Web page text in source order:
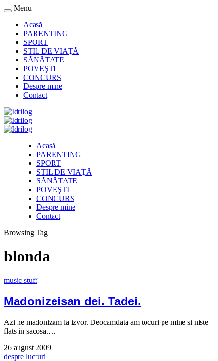
Menu
Acasă
PARENTING
SPORT
STIL DE VIAŢĂ
SĂNĂTATE
POVEŞTI
CONCURS
Despre mine
Contact
Acasă
PARENTING
SPORT
STIL DE VIAŢĂ
SĂNĂTATE
POVEŞTI
CONCURS
Despre mine
Contact
Browsing Tag
blonda
music stuff
Madonizeisan dei. Tadei.
Azi ne madonizam la izvor. Deocamdata am tocuri pe mine si niste
flats in sacosa.…
26 august 2009
despre lucruri